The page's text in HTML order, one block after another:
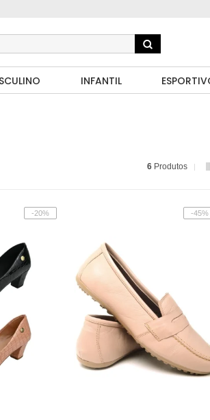
INFANTIL
6 Produtos
-20% -45%